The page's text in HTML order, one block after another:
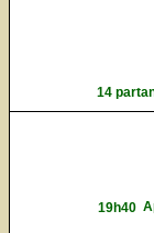
14
19h40